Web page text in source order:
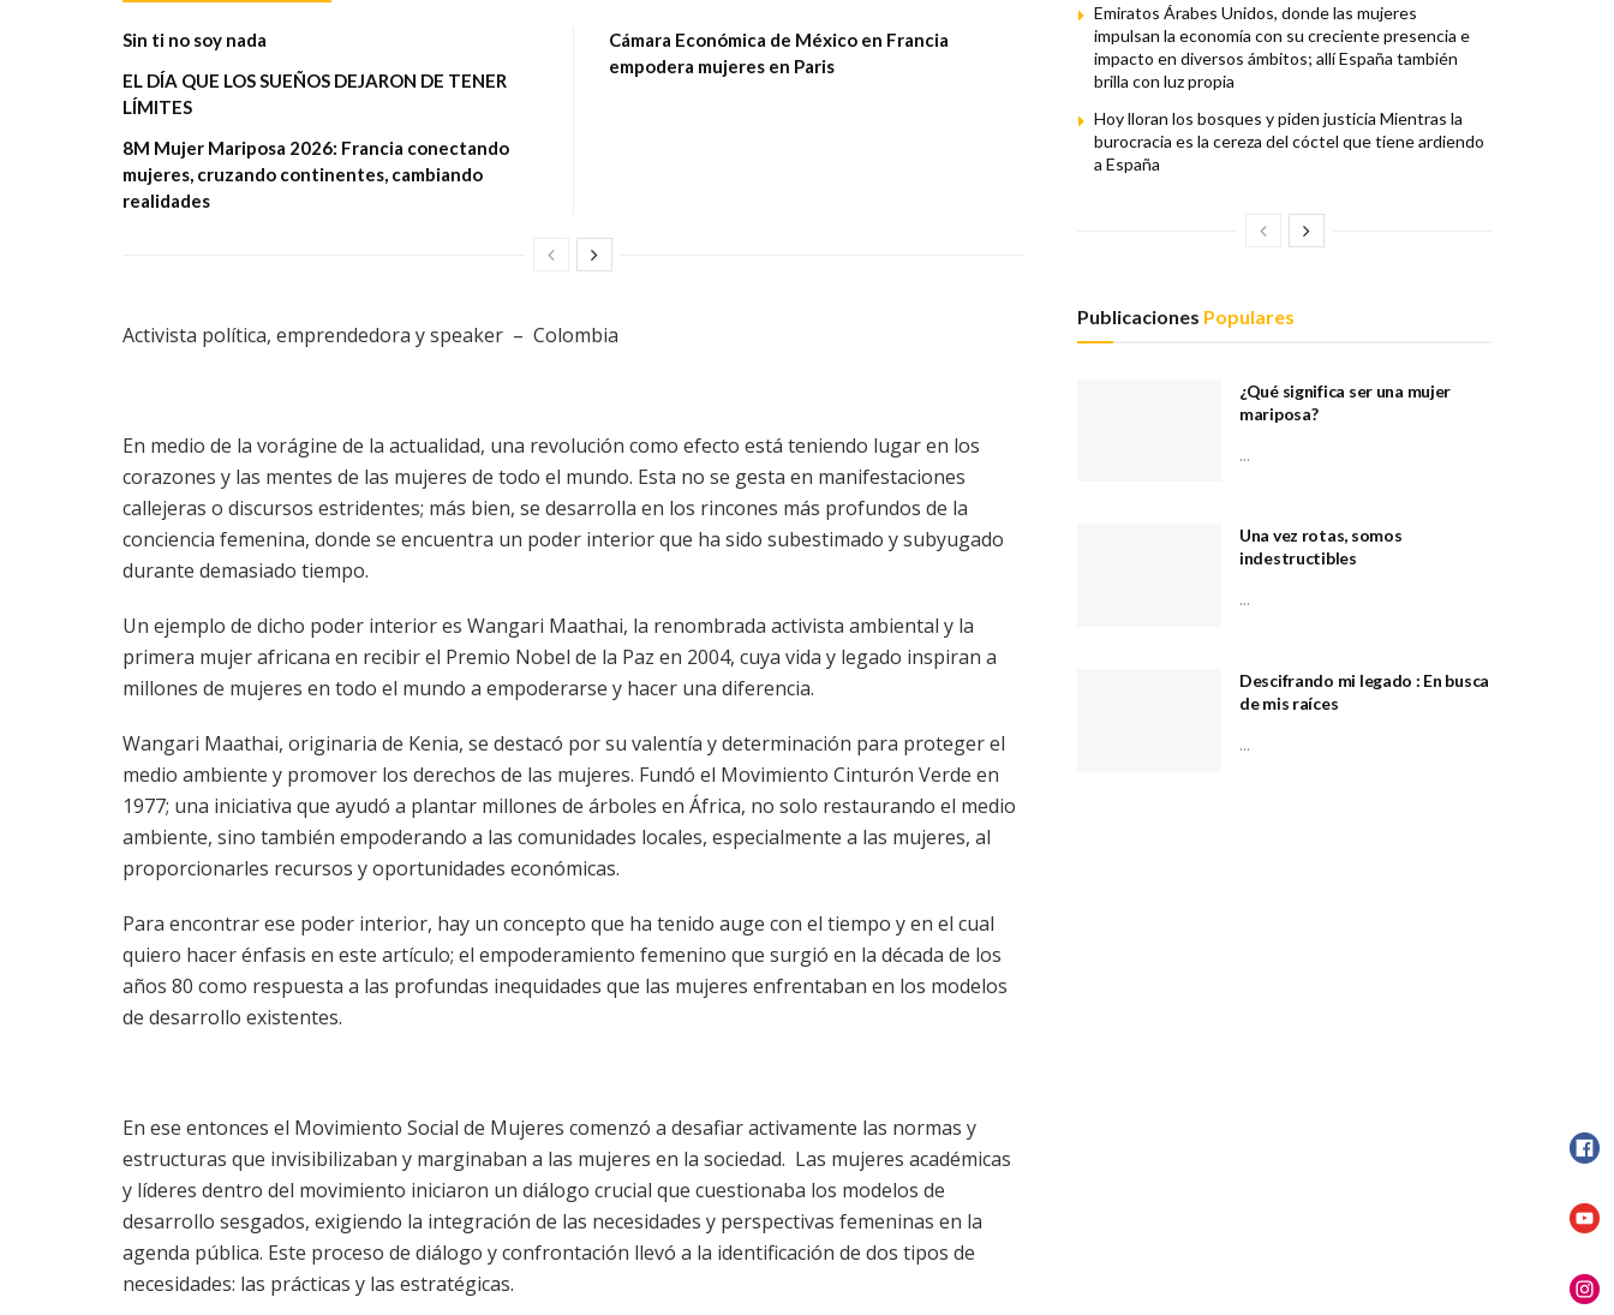
Sin ti no soy nada
EL DÍA QUE LOS SUEÑOS DEJARON DE TENER
LÍMITES
8M Mujer Mariposa 2026: Francia conectando
mujeres, cruzando continentes, cambiando
realidades
Cámara Económica de México en Francia
empodera mujeres en Paris
Activista política, emprendedora y speaker – Colombia
En medio de la vorágine de la actualidad, una revolución como efecto está teniendo lugar en los
corazones y las mentes de las mujeres de todo el mundo. Esta no se gesta en manifestaciones
callejeras o discursos estridentes; más bien, se desarrolla en los rincones más profundos de la
conciencia femenina, donde se encuentra un poder interior que ha sido subestimado y subyugado
durante demasiado tiempo.
Un ejemplo de dicho poder interior es Wangari Maathai, la renombrada activista ambiental y la
primera mujer africana en recibir el Premio Nobel de la Paz en 2004, cuya vida y legado inspiran a
millones de mujeres en todo el mundo a empoderarse y hacer una diferencia.
Wangari Maathai, originaria de Kenia, se destacó por su valentía y determinación para proteger el
medio ambiente y promover los derechos de las mujeres. Fundó el Movimiento Cinturón Verde en
1977; una iniciativa que ayudó a plantar millones de árboles en África, no solo restaurando el medio
ambiente, sino también empoderando a las comunidades locales, especialmente a las mujeres, al
proporcionarles recursos y oportunidades económicas.
Para encontrar ese poder interior, hay un concepto que ha tenido auge con el tiempo y en el cual
quiero hacer énfasis en este artículo; el empoderamiento femenino que surgió en la década de los
años 80 como respuesta a las profundas inequidades que las mujeres enfrentaban en los modelos
de desarrollo existentes.
En ese entonces el Movimiento Social de Mujeres comenzó a desafiar activamente las normas y
estructuras que invisibilizaban y marginaban a las mujeres en la sociedad. Las mujeres académicas
y líderes dentro del movimiento iniciaron un diálogo crucial que cuestionaba los modelos de
desarrollo sesgados, exigiendo la integración de las necesidades y perspectivas femeninas en la
agenda pública. Este proceso de diálogo y confrontación llevó a la identificación de dos tipos de
necesidades: las prácticas y las estratégicas.
Emiratos Árabes Unidos, donde las mujeres
impulsan la economía con su creciente presencia e
impacto en diversos ámbitos; allí España también
brilla con luz propia
Hoy lloran los bosques y piden justicia Mientras la
burocracia es la cereza del cóctel que tiene ardiendo
a España
Publicaciones Populares
¿Qué significa ser una mujer
mariposa?
...
Una vez rotas, somos
indestructibles
...
Descifrando mi legado : En busca
de mis raíces
...